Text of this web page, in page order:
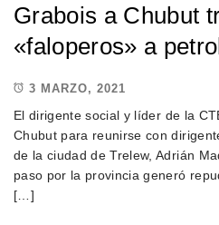
Grabois a Chubut
«faloperos» a
3 MARZO, 2021
El dirigente social y líder de la
Chubut para reunirse con
de la ciudad de Trelew, Adrián
paso por la provincia generó
[…]